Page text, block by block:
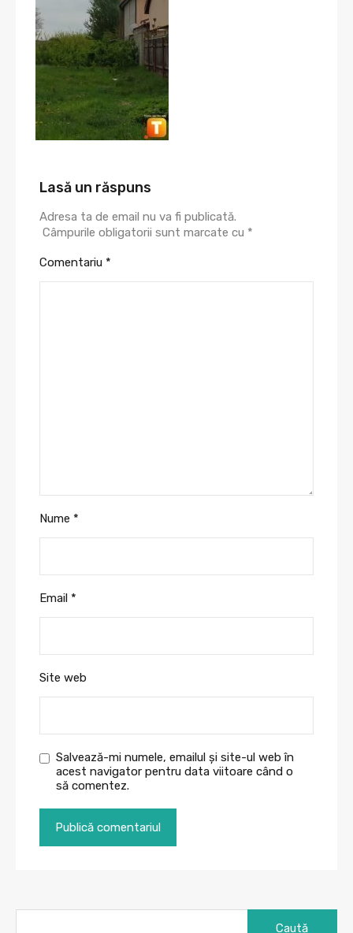
Lasă un răspuns
Adresa ta de email nu va fi publicată.
Câmpurile obligatorii sunt marcate cu *
Comentariu *
Nume *
Email *
Site web
Salvează-mi numele, emailul și site-ul web în
acest navigator pentru data viitoare când o
să comentez.